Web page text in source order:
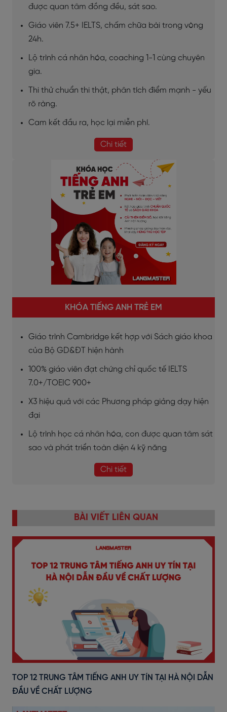
được quan tâm đồng đều, sát sao.
Giáo viên 7.5+ IELTS, chấm chữa bài trong vòng
24h.
Lộ trình cá nhân hóa, coaching 1-1 cùng chuyên
gia.
Thi thử chuẩn thi thật, phân tích điểm mạnh - yếu
rõ ràng.
Cam kết đầu ra, học lại miễn phí.
Chi tiết
KHÓA TIẾNG ANH TRẺ EM
Giáo trình Cambridge kết hợp với Sách giáo khoa
của Bộ GD&ĐT hiện hành
100% giáo viên đạt chứng chỉ quốc tế IELTS
7.0+/TOEIC 900+
X3 hiệu quả với các Phương pháp giảng dạy hiện
đại
Lộ trình học cá nhân hóa, con được quan tâm sát
sao và phát triển toàn diện 4 kỹ năng
Chi tiết
BÀI VIẾT LIÊN QUAN
TOP 12 TRUNG TÂM TIẾNG ANH UY TÍN TẠI HÀ NỘI DẪN
ĐẦU VỀ CHẤT LƯỢNG